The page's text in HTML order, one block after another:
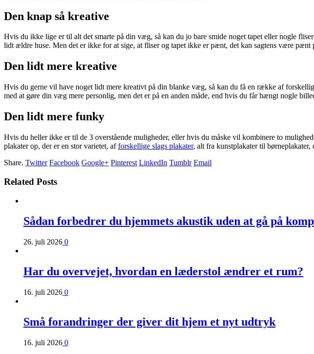
Den knap så kreative
Hvis du ikke lige er til alt det smarte på din væg, så kan du jo bare smide noget tapet eller nogle
lidt ældre huse. Men det er ikke for at sige, at fliser og tapet ikke er pænt, det kan sagtens være
Den lidt mere kreative
Hvis du gerne vil have noget lidt mere kreativt på din blanke væg, så kan du få en række af
med at gøre din væg mere personlig, men det er på en anden måde, end hvis du får hængt nogle
Den lidt mere funky
Hvis du heller ikke er til de 3 overstående muligheder, eller hvis du måske vil kombinere to
plakater op, der er en stor varietet, afforskellige slags plakater, alt fra kunstplakater til
Share. Twitter Facebook Google+ Pinterest LinkedIn Tumblr Email
Related Posts
Sådan forbedrer du hjemmets akustik uden at gå på
26. juli 2026 0
Har du overvejet, hvordan en læderstol ændrer et rum?
16. juli 2026 0
Små forandringer der giver dit hjem et nyt udtryk
16. juli 2026 0